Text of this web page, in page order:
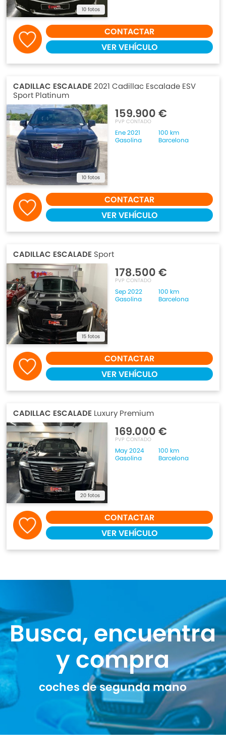
10 fotos
CONTACTAR
VER VEHÍCULO
CADILLAC ESCALADE 2021 Cadillac Escalade ESV
Sport Platinum
10 fotos
159.900 €
PVP CONTADO
Ene 2021
100 km
Gasolina
Barcelona
CONTACTAR
VER VEHÍCULO
CADILLAC ESCALADE Sport
15 fotos
178.500 €
PVP CONTADO
Sep 2022
100 km
Gasolina
Barcelona
CONTACTAR
VER VEHÍCULO
CADILLAC ESCALADE Luxury Premium
20 fotos
169.000 €
PVP CONTADO
May 2024
100 km
Gasolina
Barcelona
CONTACTAR
VER VEHÍCULO
Busca, encuentra
y compra
coches de segunda mano